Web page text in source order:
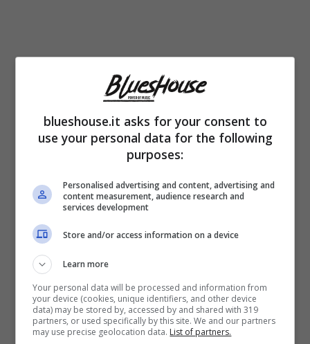
La carriera di Andrea Giambruno prende il
via esattamente 20 anni fa, nel 2003, quando
canale Telenovela, per poi passare, qualche
tempo dopo, a Mtv, curando il programma
musicale TRL.
2009
quali Matrix, Quinta Colonna, Mattino 5,
Tgcom24 e Stasera Italia.
blueshouse.it asks for your consent to
use your personal data for the following
purposes:
Personalised advertising and content, advertising and
content measurement, audience research and
services development
Store and/or access information on a device
Learn more
Your personal data will be processed and information from
your device (cookies, unique identifiers, and other device
data) may be stored by, accessed by and shared with 319
partners, or used specifically by this site. We and our partners
may use precise geolocation data. List of partners.